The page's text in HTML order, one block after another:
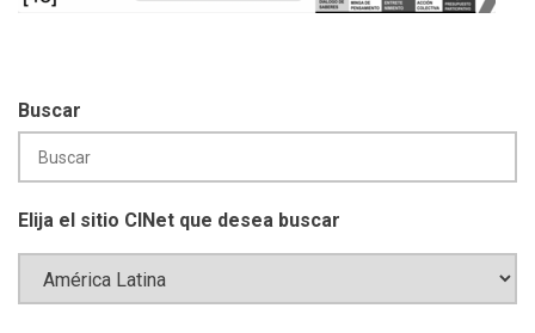
Buscar
Elija el sitio CINet que desea buscar